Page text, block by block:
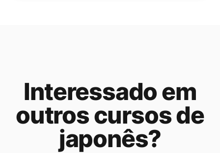
Interessado em
outros cursos de
japonês?